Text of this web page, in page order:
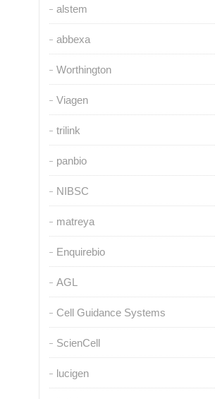
alstem
abbexa
Worthington
Viagen
trilink
panbio
NIBSC
matreya
Enquirebio
AGL
Cell Guidance Systems
ScienCell
lucigen